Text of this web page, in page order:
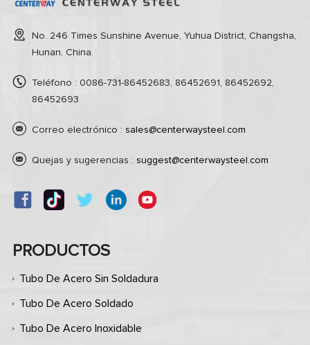
No. 246 Times Sunshine Avenue, Yuhua District, Changsha,
Hunan, China.
Teléfono : 0086-731-86452683, 86452691, 86452692,
86452693
Correo electrónico : sales@centerwaysteel.com
Quejas y sugerencias : suggest@centerwaysteel.com
PRODUCTOS
Tubo De Acero Sin Soldadura
Tubo De Acero Soldado
Tubo De Acero Inoxidable